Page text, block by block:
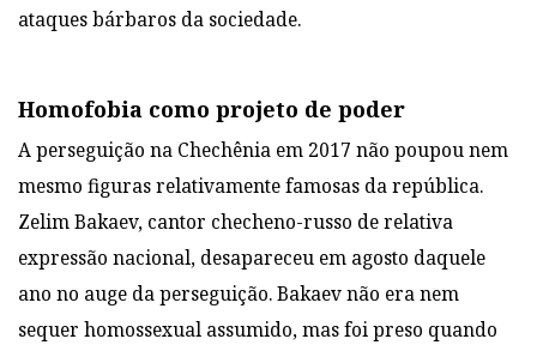
ataques bárbaros da sociedade.
Homofobia como projeto de poder
A perseguição na Chechênia em 2017 não poupou nem
mesmo figurasrelativamente famosas da república.
Zelim Bakaev, cantor checheno-russo de relativa
expressão nacional, desapareceu em agosto daquele
ano no auge da perseguição.Bakaev não era nem
sequer homossexual assumido, mas foi preso quando